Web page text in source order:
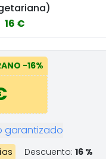
16 €
-16%
garantizado
Descuento: 16 %